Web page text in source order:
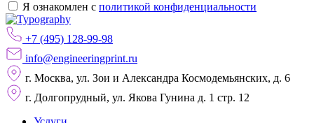
Я ознакомлен с политикой конфиденциальности
+7 (495) 128-99-98
info@engineeringprint.ru
г. Москва, ул. Зои и Александра Космодемьянских, д. 6
г. Долгопрудный, ул. Якова Гунина д. 1 стр. 12